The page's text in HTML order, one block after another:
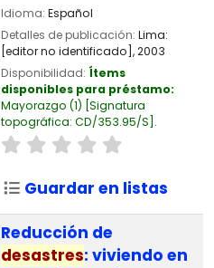
Idioma: Español
Detalles de publicación: Lima:
[editor no identificado],2003
Disponibilidad: Ítems
disponibles para préstamo:
Mayorazgo (1) Signatura
topográfica: CD/353.95/S .
Guardar en listas
Reducción de
desastres: viviendo en